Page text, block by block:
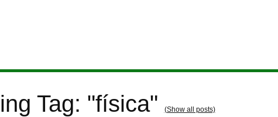
Tag: "física" (Show all posts)